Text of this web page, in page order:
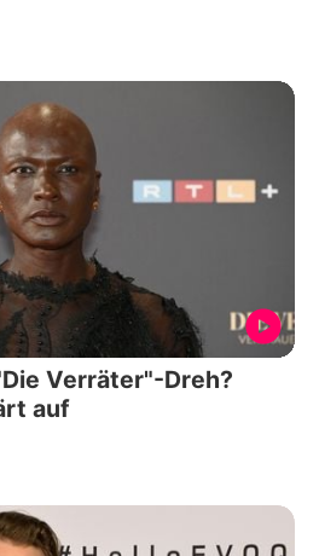
Verräter"-Dreh?
auf